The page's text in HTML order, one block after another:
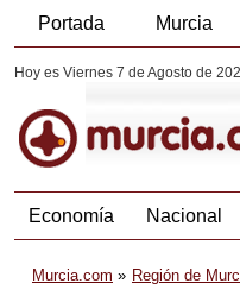
Portada Murcia
Hoy es Viernes 7 de Agosto de
Economía Nacional
Murcia.com Región de